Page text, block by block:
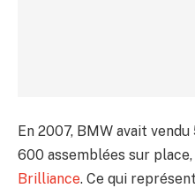
En 2007, BMW avait
600 assemblées sur place,
Brilliance. Ce qui